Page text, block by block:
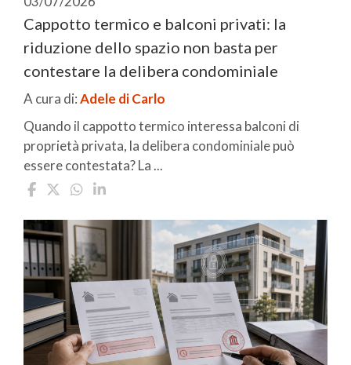
Cappotto termico e balconi privati: la
riduzione dello spazio non basta per
contestare la delibera condominiale
A cura di:Adele di Carlo
Quando il cappotto termico interessa balconi di
proprietà privata, la delibera condominiale può
essere contestata? La ...